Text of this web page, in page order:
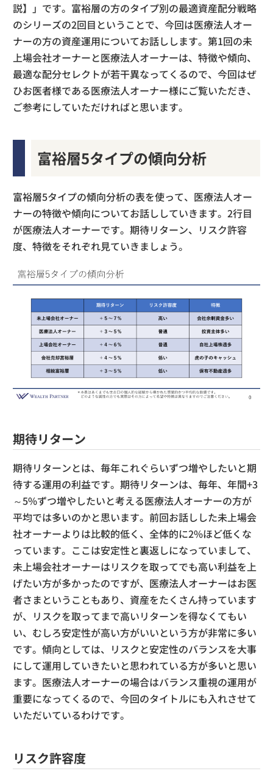
説】」です。富裕層の方のタイプ別の最適資産配分戦略
のシリーズの2回目ということで、今回は医療法人オー
ナーの方の資産運用についてお話しします。第1回の未
上場会社オーナーと医療法人オーナーは、特徴や傾向、
最適な配分セレクトが若干異なってくるので、今回はぜ
ひお医者様である医療法人オーナー様にご覧いただき、
ご参考にしていただければと思います。
富裕層5タイプの傾向分析
富裕層5タイプの傾向分析の表を使って、医療法人オー
ナーの特徴や傾向についてお話ししていきます。2行目
が医療法人オーナーです。期待リターン、リスク許容
度、特徴をそれぞれ見ていきましょう。
期待リターン
期待リターンとは、毎年これぐらいずつ増やしたいと期
待する運用の利益です。期待リターンは、毎年、年間+3
～5%ずつ増やしたいと考える医療法人オーナーの方が
平均では多いのかと思います。前回お話しした未上場会
社オーナーよりは比較的低く、全体的に2%ほど低くな
っています。ここは安定性と裏返しになっていまして、
未上場会社オーナーはリスクを取ってでも高い利益を上
げたい方が多かったのですが、医療法人オーナーはお医
者さまということもあり、資産をたくさん持っています
が、リスクを取ってまで高いリターンを得なくてもい
い、むしろ安定性が高い方がいいという方が非常に多い
です。傾向としては、リスクと安定性のバランスを大事
にして運用していきたいと思われている方が多いと思い
ます。医療法人オーナーの場合はバランス重視の運用が
重要になってくるので、今回のタイトルにも入れさせて
いただいているわけです。
リスク許容度